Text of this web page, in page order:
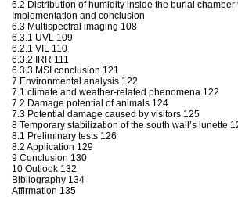
6.2 Distribution of humidity inside the burial chamber
Implementation and conclusion
6.3 Multispectral imaging 108
6.3.1 UVL 109
6.2.1 VIL 110
6.3.2 IRR 111
6.3.3 MSI conclusion 121
7 Environmental analysis 122
7.1 climate and weather-related phenomena 122
7.2 Damage potential of animals 124
7.3 Potential damage caused by visitors 125
8 Temporary stabilization of the south wall’s lunette
8.1 Preliminary tests 126
8.2 Application 129
9 Conclusion 130
10 Outlook 132
Bibliography 134
Affirmation 135